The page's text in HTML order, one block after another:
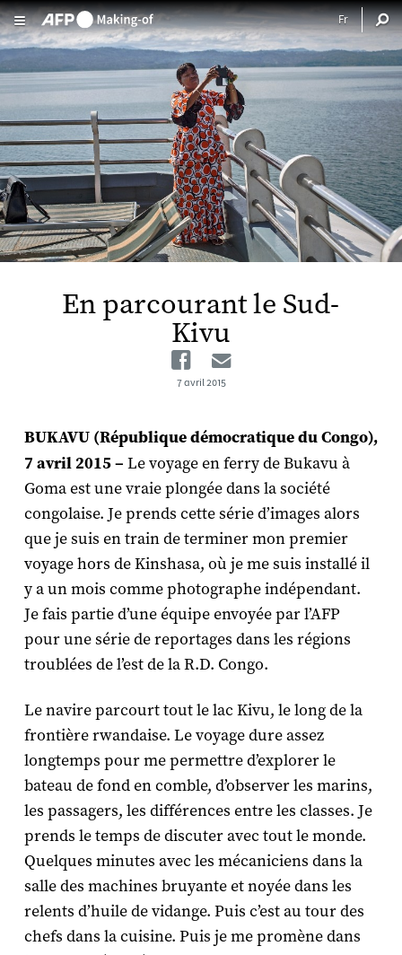
Aller au contenu principal
En parcourant le Sud-
Kivu
Facebook
7 avril 2015
BUKAVU (République démocratique du Congo),
7 avril 2015 – Le voyage en ferry de Bukavu à
Goma est une vraie plongée dans la société
congolaise. Je prends cette série d’images alors
que je suis en train de terminer mon premier
voyage hors de Kinshasa, où je me suis installé il
y a un mois comme photographe indépendant.
Je fais partie d’une équipe envoyée par l’AFP
pour une série de reportages dans les régions
troublées de l’est de la R.D. Congo.
Le navire parcourt tout le lac Kivu, le long de la
frontière rwandaise. Le voyage dure assez
longtemps pour me permettre d’explorer le
bateau de fond en comble, d’observer les marins,
les passagers, les différences entre les classes. Je
prends le temps de discuter avec tout le monde.
Quelques minutes avec les mécaniciens dans la
salle des machines bruyante et noyée dans les
relents d’huile de vidange. Puis c’est au tour des
chefs dans la cuisine. Puis je me promène dans